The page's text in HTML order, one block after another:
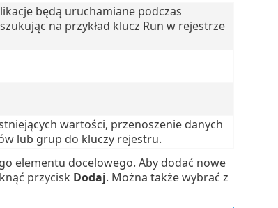
będą uruchamiane podczas
na przykład klucz Run w rejestrze
wartości, przenoszenie danych
lub grup do kluczy rejestru.
elementu docelowego. Aby dodać nowe
przycisk Dodaj. Można także wybrać z